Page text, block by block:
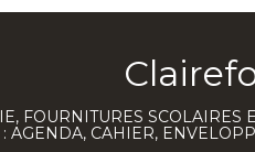
FOURNITURES SCOLAIRES
AGENDA, CAHIER,